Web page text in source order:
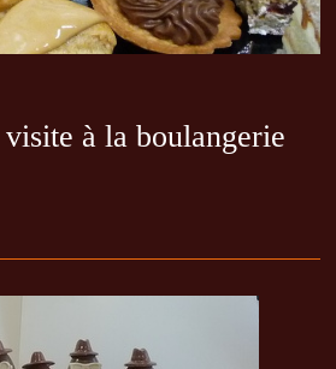
à la boulangerie